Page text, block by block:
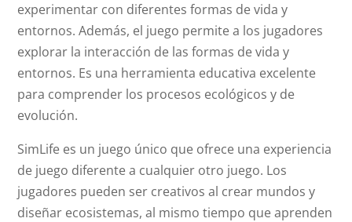
experimentar con diferentes formas de vida y
entornos. Además, el juego permite a los jugadores
explorar la interacción de las formas de vida y
entornos. Es una herramienta educativa excelente
para comprender los procesos ecológicos y de
evolución.
SimLife es un juego único que ofrece una experiencia
de juego diferente a cualquier otro juego. Los
jugadores pueden ser creativos al crear mundos y
diseñar ecosistemas, al mismo tiempo que aprenden